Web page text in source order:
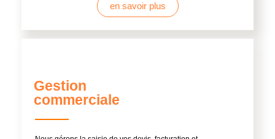
en savoir plus
Gestion
commerciale